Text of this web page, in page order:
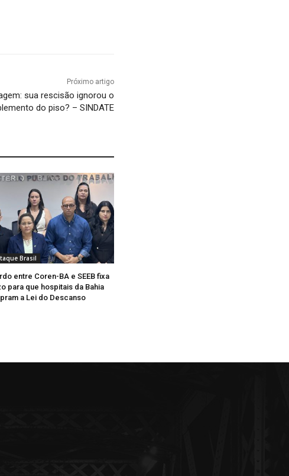
Próximo artigo
sua rescisão ignorou o
do piso? – SINDATE
Brasil
entre Coren-BA e SEEB fixa
para que hospitais da Bahia
a Lei do Descanso